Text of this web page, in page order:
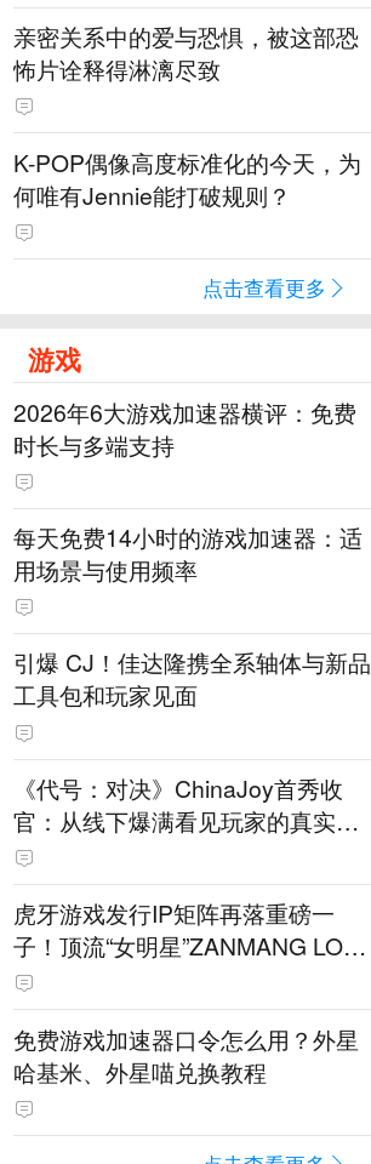
亲密关系中的爱与恐惧，被这部恐
怖片诠释得淋漓尽致
K-POP偶像高度标准化的今天，为
何唯有Jennie能打破规则？
点击查看更多
游戏
2026年6大游戏加速器横评：免费
时长与多端支持
每天免费14小时的游戏加速器：适
用场景与使用频率
引爆 CJ！佳达隆携全系轴体与新品
工具包和玩家见面
《代号：对决》ChinaJoy首秀收
官：从线下爆满看见玩家的真实期
待
虎牙游戏发行IP矩阵再落重磅一
子！顶流“女明星”ZANMANG LOO
PY 正版3D消除手游《消消奇遇》
惊喜曝光
免费游戏加速器口令怎么用？外星
哈基米、外星喵兑换教程